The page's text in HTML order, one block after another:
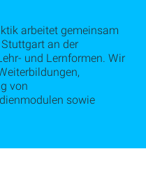
arbeitet gemeinsam
an der
und Lernformen. Wir
von
sowie